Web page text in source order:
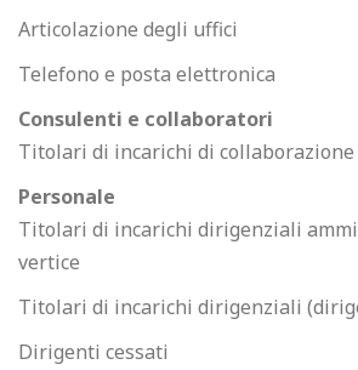
Articolazione degli uffici
Telefono e posta elettronica
Consulenti e collaboratori
Titolari di incarichi di collaborazione
Personale
Titolari di incarichi dirigenziali
vertice
Titolari di incarichi dirigenziali
Dirigenti cessati